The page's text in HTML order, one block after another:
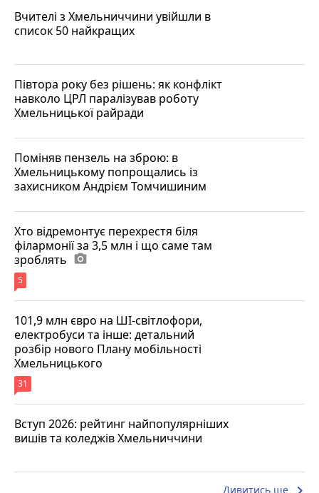
Вчителі з Хмельниччини увійшли в
список 50 найкращих
Півтора року без рішень: як конфлікт
навколо ЦРЛ паралізував роботу
Хмельницької райради
Поміняв пензель на зброю: в
Хмельницькому попрощались із
захисником Андрієм Томчишиним
Хто відремонтує перехрестя біля
філармонії за 3,5 млн і що саме там
зроблять photo_camera
5
101,9 млн євро на ШІ-світлофори,
електробуси та інше: детальний
розбір нового Плану мобільності
Хмельницького
31
Вступ 2026: рейтинг найпопулярніших
вишів та коледжів Хмельниччини
Дивитись ще